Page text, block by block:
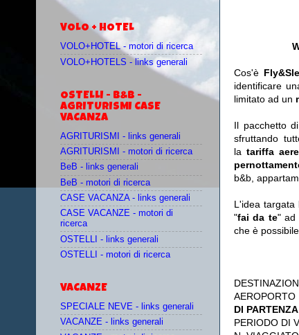
Cos'è
identificare
limitato ad un
Il pacchetto
sfruttando
la tariffa
b&b,
L'idea
"fai da te" ad
che è
AEROPORTO
DI
PERIODO DI
VOLO + HOTEL
VOLO+HOTEL - motori di ricerca
VOLO+HOTELS - links generali
OSTELLI - B&B -
AGRITURISMI CASE
VACANZA
AGRITURISMI - links generali
AGRITURISMI - motori di ricerca
BeB - links generali
BeB - motori di ricerca
CASE VACANZA - links generali
CASE VACANZE - motori di
ricerca
OSTELLI - links generali
OSTELLI - motori di ricerca
VACANZE
SPECIALE NEVE - links generali
VACANZE - links generali